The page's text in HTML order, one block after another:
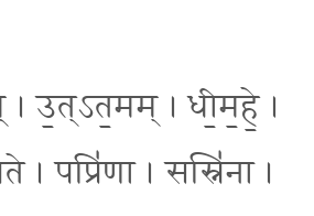
। उ॒त्ऽत॒मम् । धी॒म॒हे॒ ।
। पप्रि॑णा । सस्नि॑ना ।